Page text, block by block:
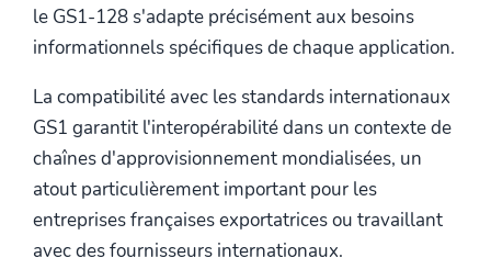
le GS1-128 s'adapte précisément aux besoins
informationnels spécifiques de chaque application.
La compatibilité avec les standards internationaux
GS1 garantit l'interopérabilité dans un contexte de
chaînes d'approvisionnement mondialisées, un
atout particulièrement important pour les
entreprises françaises exportatrices ou travaillant
avec des fournisseurs internationaux.